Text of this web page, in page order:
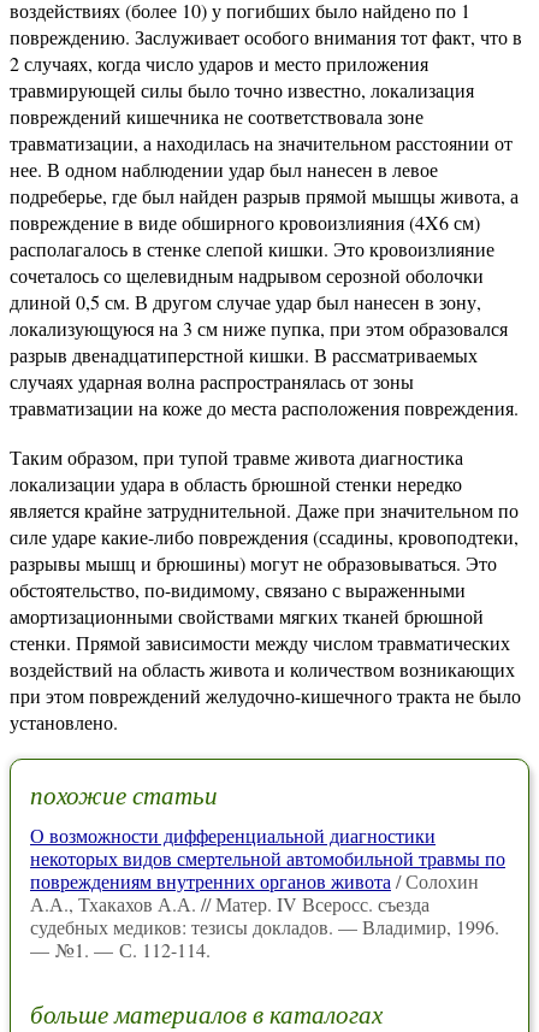
воздействиях (более 10) у погибших было найдено по 1
повреждению. Заслуживает особого внимания тот факт, что в
2 случаях, когда число ударов и место приложения
травмирующей силы было точно известно, локализация
повреждений кишечника не соответствовала зоне
травматизации, а находилась на значительном расстоянии от
нее. В одном наблюдении удар был нанесен в левое
подреберье, где был найден разрыв прямой мышцы живота, а
повреждение в виде обширного кровоизлияния (4X6 см)
располагалось в стенке слепой кишки. Это кровоизлияние
сочеталось со щелевидным надрывом серозной оболочки
длиной 0,5 см. В другом случае удар был нанесен в зону,
локализующуюся на 3 см ниже пупка, при этом образовался
разрыв двенадцатиперстной кишки. В рассматриваемых
случаях ударная волна распространялась от зоны
травматизации на коже до места расположения повреждения.
Таким образом, при тупой травме живота диагностика
локализации удара в область брюшной стенки нередко
является крайне затруднительной. Даже при значительном по
силе ударе какие-либо повреждения (ссадины, кровоподтеки,
разрывы мышц и брюшины) могут не образовываться. Это
обстоятельство, по-видимому, связано с выраженными
амортизационными свойствами мягких тканей брюшной
стенки. Прямой зависимости между числом травматических
воздействий на область живота и количеством возникающих
при этом повреждений желудочно-кишечного тракта не было
установлено.
похожие статьи
О возможности дифференциальной диагностики
некоторых видов смертельной автомобильной травмы по
повреждениям внутренних органов живота / Солохин
А.А., Тхакахов А.А. // Матер. IV Всеросс. съезда
судебных медиков: тезисы докладов. — Владимир, 1996.
— №1. — С. 112-114.
больше материалов в каталогах